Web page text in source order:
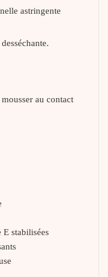
astringente
au contact
stabilisées